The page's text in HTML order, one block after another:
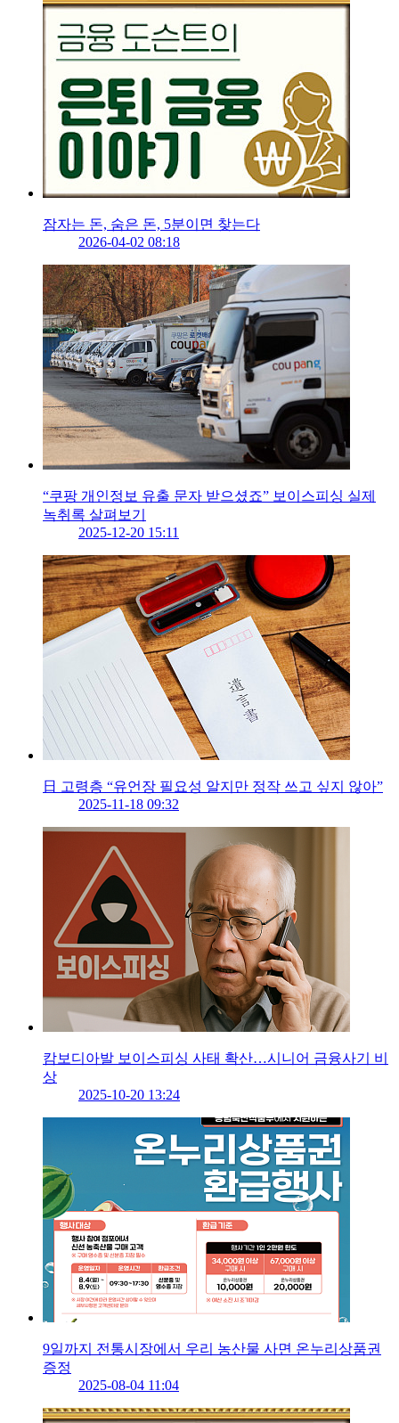
잠자는 돈, 숨은 돈, 5분이면 찾는다
2026-04-02 08:18
“쿠팡 개인정보 유출 문자 받으셨죠” 보이스피싱 실제
녹취록 살펴보기
2025-12-20 15:11
日 고령층 “유언장 필요성 알지만 정작 쓰고 싶지 않아”
2025-11-18 09:32
캄보디아발 보이스피싱 사태 확산…시니어 금융사기 비
상
2025-10-20 13:24
9일까지 전통시장에서 우리 농산물 사면 온누리상품권
증정
2025-08-04 11:04